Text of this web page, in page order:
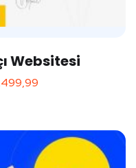
Websitesi